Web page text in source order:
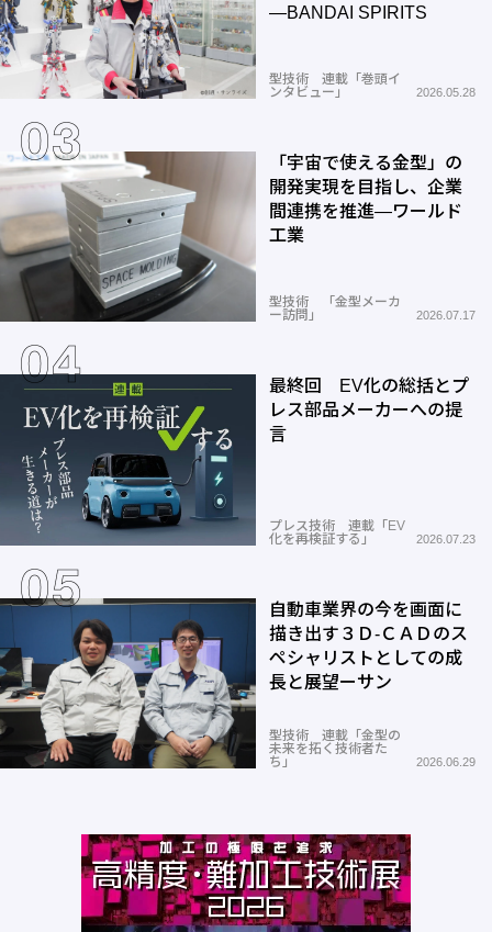
―BANDAI SPIRITS
型技術 連載「巻頭イ
ンタビュー」
2026.05.28
「宇宙で使える金型」の
開発実現を目指し、企業
間連携を推進―ワールド
工業
型技術 「金型メーカ
ー訪問」
2026.07.17
最終回 EV化の総括とプ
レス部品メーカーへの提
言
プレス技術 連載「EV
化を再検証する」
2026.07.23
自動車業界の今を画面に
描き出す３Ｄ-ＣＡＤのス
ペシャリストとしての成
長と展望ーサン
型技術 連載「金型の
未来を拓く技術者た
ち」
2026.06.29